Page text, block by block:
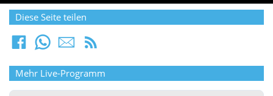
Diese Seite teilen
Mehr Live-Programm